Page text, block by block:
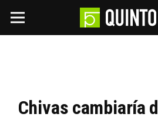
Chivas cambiaría